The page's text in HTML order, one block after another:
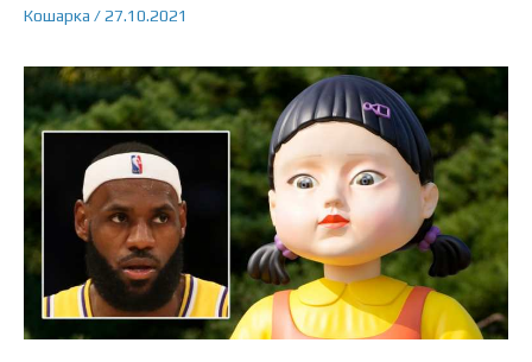
Кошарка /27.10.2021